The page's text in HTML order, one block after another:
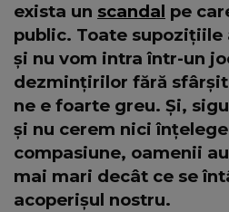
exista un scandal pe
public. Toate supozițiile
și nu vom intra într-un
dezmințirilor fără
ne e foarte greu. Și,
și nu cerem nici
compasiune, oamenii
mai mari decât ce se
acoperişul nostru.